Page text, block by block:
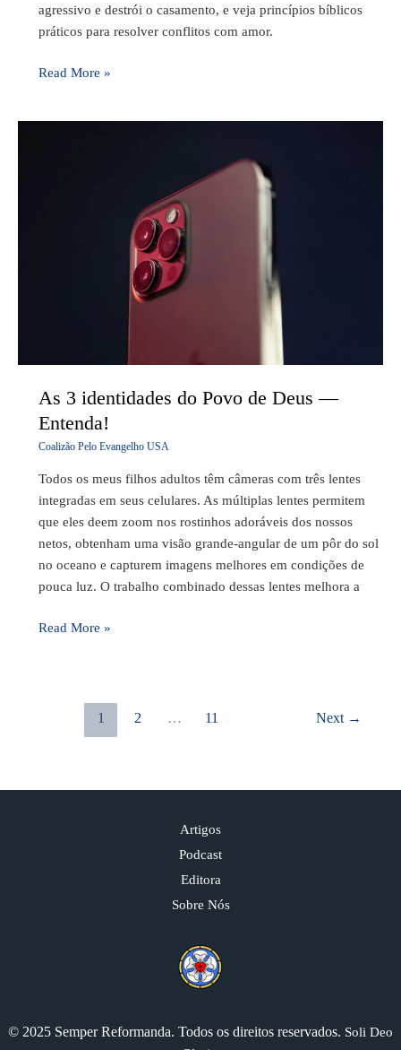
agressivo e destrói o casamento, e veja princípios bíblicos
práticos para resolver conflitos com amor.
Read More »
As 3 identidades do Povo de Deus —
Entenda!
Coalizão Pelo Evangelho USA
Todos os meus filhos adultos têm câmeras com três lentes
integradas em seus celulares. As múltiplas lentes permitem
que eles deem zoom nos rostinhos adoráveis dos nossos
netos, obtenham uma visão grande-angular de um pôr do sol
no oceano e capturem imagens melhores em condições de
pouca luz. O trabalho combinado dessas lentes melhora a
Read More »
1 2 … 11 Next →
Artigos
Podcast
Editora
Sobre Nós
© 2025 Semper Reformanda. Todos os direitos reservados. Soli Deo